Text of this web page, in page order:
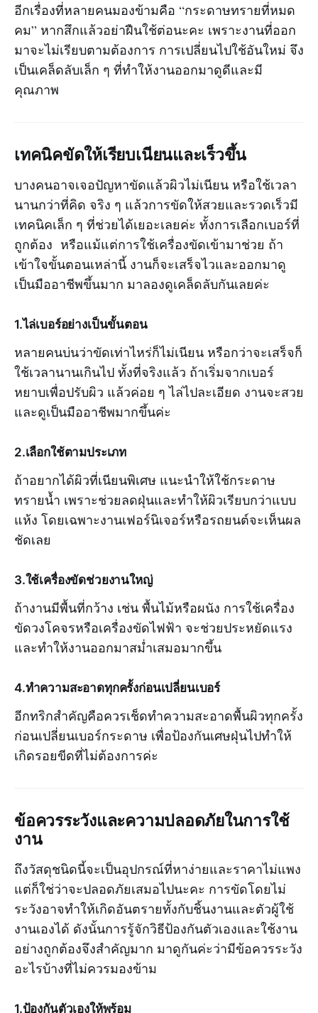
อีกเรื่องที่หลายคนมองข้ามคือ “กระดาษทรายที่หมด
คม” หากสึกแล้วอย่าฝืนใช้ต่อนะคะ เพราะงานที่ออก
มาจะไม่เรียบตามต้องการ การเปลี่ยนไปใช้อันใหม่ จึง
เป็นเคล็ดลับเล็ก ๆ ที่ทำให้งานออกมาดูดีและมี
คุณภาพ
เทคนิคขัดให้เรียบเนียนและเร็วขึ้น
บางคนอาจเจอปัญหาขัดแล้วผิวไม่เนียน หรือใช้เวลา
นานกว่าที่คิด จริง ๆ แล้วการขัดให้สวยและรวดเร็วมี
เทคนิคเล็ก ๆ ที่ช่วยได้เยอะเลยค่ะ ทั้งการเลือกเบอร์ที่
ถูกต้อง หรือแม้แต่การใช้เครื่องขัดเข้ามาช่วย ถ้า
เข้าใจขั้นตอนเหล่านี้ งานก็จะเสร็จไวและออกมาดู
เป็นมืออาชีพขึ้นมาก มาลองดูเคล็ดลับกันเลยค่ะ
1.ไล่เบอร์อย่างเป็นขั้นตอน
หลายคนบ่นว่าขัดเท่าไหร่ก็ไม่เนียน หรือกว่าจะเสร็จก็
ใช้เวลานานเกินไป ทั้งที่จริงแล้ว ถ้าเริ่มจากเบอร์
หยาบเพื่อปรับผิว แล้วค่อย ๆ ไล่ไปละเอียด งานจะสวย
และดูเป็นมืออาชีพมากขึ้นค่ะ
2.เลือกใช้ตามประเภท
ถ้าอยากได้ผิวที่เนียนพิเศษ แนะนำให้ใช้กระดาษ
ทรายน้ำ เพราะช่วยลดฝุ่นและทำให้ผิวเรียบกว่าแบบ
แห้ง โดยเฉพาะงานเฟอร์นิเจอร์หรือรถยนต์จะเห็นผล
ชัดเลย
3.ใช้เครื่องขัดช่วยงานใหญ่
ถ้างานมีพื้นที่กว้าง เช่น พื้นไม้หรือผนัง การใช้เครื่อง
ขัดวงโคจรหรือเครื่องขัดไฟฟ้า จะช่วยประหยัดแรง
และทำให้งานออกมาสม่ำเสมอมากขึ้น
4.ทำความสะอาดทุกครั้งก่อนเปลี่ยนเบอร์
อีกทริกสำคัญคือควรเช็ดทำความสะอาดพื้นผิวทุกครั้ง
ก่อนเปลี่ยนเบอร์กระดาษ เพื่อป้องกันเศษฝุ่นไปทำให้
เกิดรอยขีดที่ไม่ต้องการค่ะ
ข้อควรระวังและความปลอดภัยในการใช้
งาน
ถึงวัสดุชนิดนี้จะเป็นอุปกรณ์ที่หาง่ายและราคาไม่แพง
แต่ก็ใช่ว่าจะปลอดภัยเสมอไปนะคะ การขัดโดยไม่
ระวังอาจทำให้เกิดอันตรายทั้งกับชิ้นงานและตัวผู้ใช้
งานเองได้ ดังนั้นการรู้จักวิธีป้องกันตัวเองและใช้งาน
อย่างถูกต้องจึงสำคัญมาก มาดูกันค่ะว่ามีข้อควรระวัง
อะไรบ้างที่ไม่ควรมองข้าม
1.ป้องกันตัวเองให้พร้อม